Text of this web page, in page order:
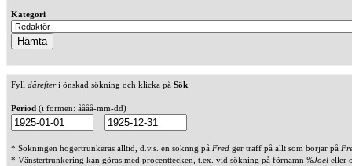
Kategori
Fyll därefteri önskad sökning och klicka på Sök
Period (i formen: åååå-mm-dd)
--
* Sökningen högertrunkeras alltid, d.v.s. en söknng på Fred ger träff på allt som börjar på
* Vänstertrunkering kan göras med procenttecken, t.ex. vid sökning på förnamn %Joel eller